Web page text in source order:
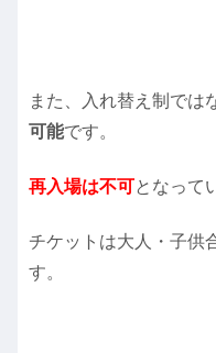
また、入れ替え制では
可能です。
再入場は不可となって
チケットは大人・子供
す。